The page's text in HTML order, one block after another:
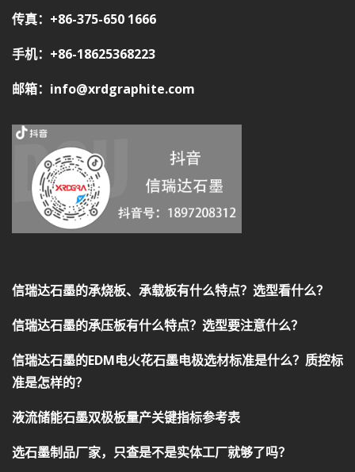
传真：+86-375-650 1666
手机：+86-18625368223
邮箱：info@xrdgraphite.com
信瑞达石墨的承烧板、承载板有什么特点？选型看什么？
信瑞达石墨的承压板有什么特点？选型要注意什么？
信瑞达石墨的EDM电火花石墨电极选材标准是什么？质控标
准是怎样的？
液流储能石墨双极板量产关键指标参考表
选石墨制品厂家，只查是不是实体工厂就够了吗？